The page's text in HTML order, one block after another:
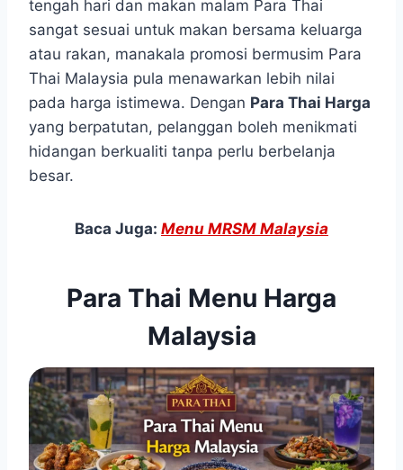
tengah hari dan makan malam Para Thai
sangat sesuai untuk makan bersama keluarga
atau rakan, manakala promosi bermusim Para
Thai Malaysia pula menawarkan lebih nilai
pada harga istimewa. Dengan Para Thai Harga
yang berpatutan, pelanggan boleh menikmati
hidangan berkualiti tanpa perlu berbelanja
besar.
Baca Juga: Menu MRSM Malaysia
Para Thai Menu Harga
Malaysia